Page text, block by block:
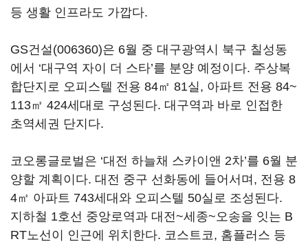
등 생활 인프라도 가깝다.
GS건설(006360)은 6월 중 대구광역시 북구 칠성동
에서 ‘대구역 자이 더 스타’를 분양 예정이다. 주상복
합단지로 오피스텔 전용 84㎡ 81실, 아파트 전용 84~
113㎡ 424세대로 구성된다. 대구역과 바로 인접한
초역세권 단지다.
코오롱글로벌은 ‘대전 하늘채 스카이앤 2차’를 6월 분
양할 계획이다. 대전 중구 선화동에 들어서며, 전용 8
4㎡ 아파트 743세대와 오피스텔 50실로 조성된다.
지하철 1호선 중앙로역과 대전~세종~오송을 잇는 B
RT노선이 인근에 위치한다. 코스트코, 홈플러스 등